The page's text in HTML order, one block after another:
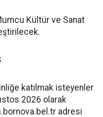
Kültür ve Sanat
katılmak isteyenler
2026 olarak
adresi